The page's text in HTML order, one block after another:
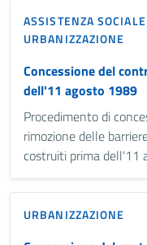
ASSISTENZA SOCIALE
URBANIZZAZIONE
Concessione del
dell'11 agosto 1989
Procedimento di
rimozione delle
costruiti prima dell'11
URBANIZZAZIONE